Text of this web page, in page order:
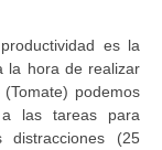
es la
la hora de realizar
podemos
las tareas para
(25